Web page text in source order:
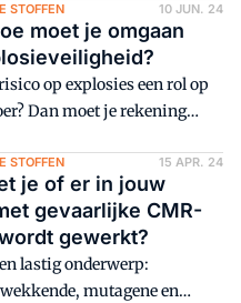
continent te
Peter Meyer, directeur van
uit. Voor bedrijven
dat het reduceren van CO₂
wordt als het reduceren
STOFFEN 10 JUN. 24
moet je omgaan
op explosies een rol op
Dan moet je rekening
explosieveiligheid.
komt niet alleen voor in
installaties, maar kan ook
plaatsen met fijnstof, zoals
van suiker.
STOFFEN 15 APR. 24
je of er in jouw
gevaarlijke CMR-
gewerkt?
lastig onderwerp:
mutagene en